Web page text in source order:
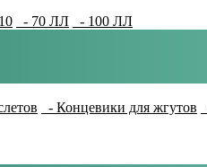
- 70 ЛЛ
- 100 ЛЛ
- Концевики для жгутов